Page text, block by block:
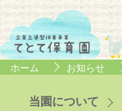
ホーム お知らせ
当園について